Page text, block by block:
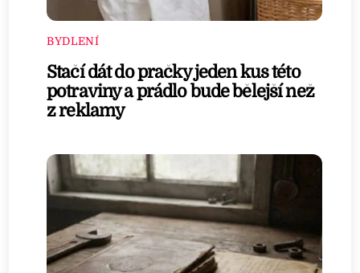
BYDLENÍ
Stačí dát do pračky jeden kus této
potraviny a prádlo bude bělejší než
z reklamy